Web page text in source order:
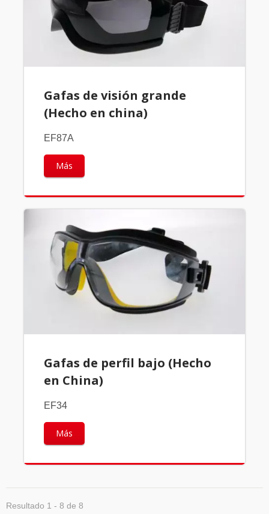
Gafas de visión grande
(Hecho en china)
EF87A
Más
Gafas de perfil bajo (Hecho
en China)
EF34
Más
Resultado 1 - 8 de 8